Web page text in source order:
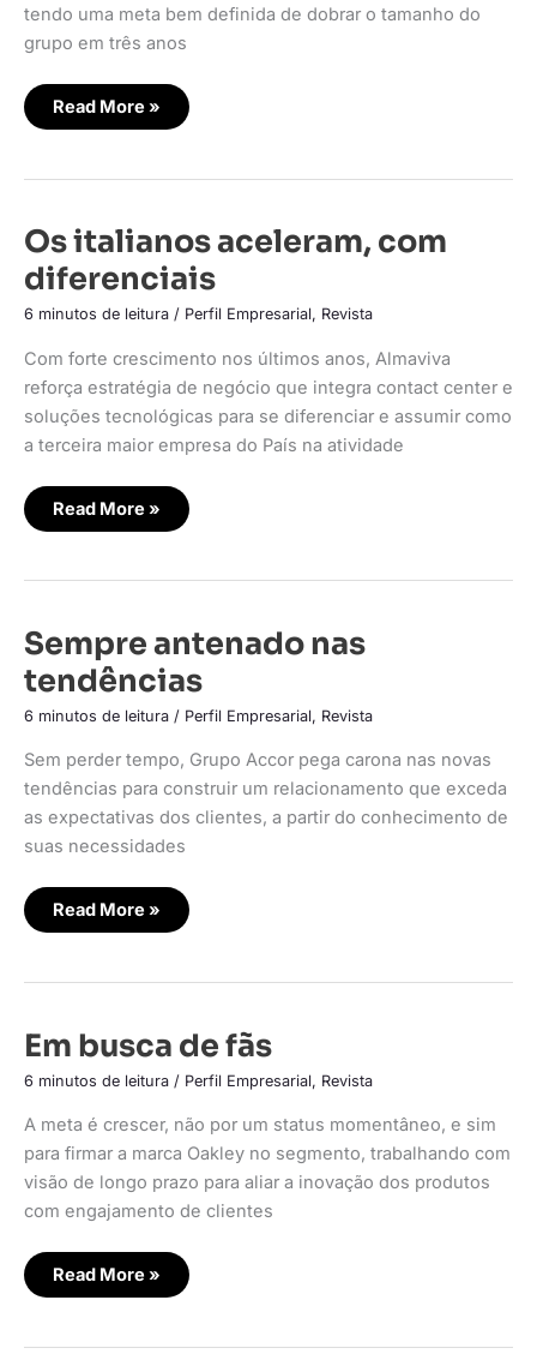
tendo uma meta bem definida de dobrar o tamanho do
grupo em três anos
Read More »
Os italianos aceleram, com
diferenciais
6 minutos de leitura / Perfil Empresarial, Revista
Com forte crescimento nos últimos anos, Almaviva
reforça estratégia de negócio que integra contact center e
soluções tecnológicas para se diferenciar e assumir como
a terceira maior empresa do País na atividade
Os
italianos
aceleram,
com
Read More »
Sempre antenado nas
tendências
6 minutos de leitura / Perfil Empresarial, Revista
Sem perder tempo, Grupo Accor pega carona nas novas
tendências para construir um relacionamento que exceda
as expectativas dos clientes, a partir do conhecimento de
suas necessidades
Sempre
antenado
tendências
Read More »
Em busca de fãs
6 minutos de leitura / Perfil Empresarial, Revista
A meta é crescer, não por um status momentâneo, e sim
para firmar a marca Oakley no segmento, trabalhando com
visão de longo prazo para aliar a inovação dos produtos
com engajamento de clientes
Em
busca
fãs
Read More »